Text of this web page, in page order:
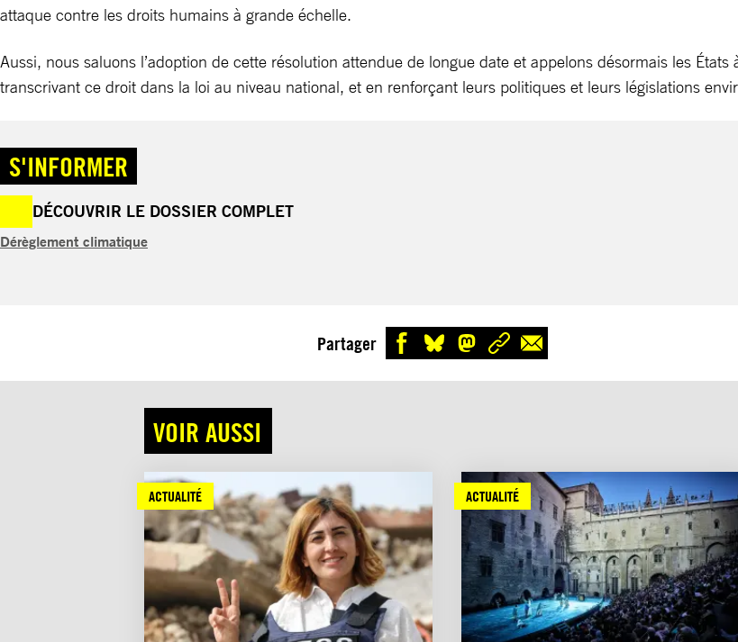
attaque contre les droits humains à grande échelle.
Aussi, nous saluons l’adoption de cette résolution attendue de longue date et appelons désormais les
transcrivant ce droit dans la loi au niveau national, et en renforçant leurs politiques et leurs législations
S'INFORMER
DÉCOUVRIR LE DOSSIER COMPLET
Dérèglement climatique
Partager
VOIR AUSSI
ACTUALITÉ ACTUALITÉ